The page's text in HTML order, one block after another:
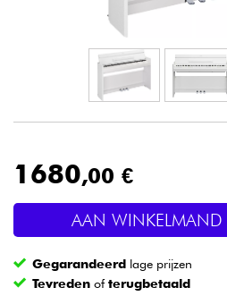
Microfoon
Licht
Drums & percussie
Blaasinstrument
1680,00 €
AAN WINKELMAND
Gegarandeerd lage prijzen
Tevreden ofterugbetaald